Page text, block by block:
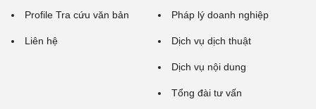
Profile Tra cứu văn bản
Liên hệ
Pháp lý doanh nghiệp
Dịch vụ dịch thuật
Dịch vụ nội dung
Tổng đài tư vấn